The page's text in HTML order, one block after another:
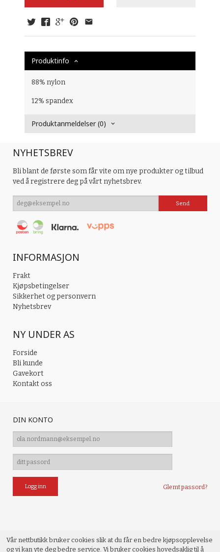
Produktinfo
88% nylon
12% spandex
Produktanmeldelser (0)
NYHETSBREV
Bli blant de første som får vite om nye produkter og tilbud
ved å registrere deg på vårt nyhetsbrev.
INFORMASJON
Frakt
Kjøpsbetingelser
Sikkerhet og personvern
Nyhetsbrev
NY UNDER AS
Forside
Bli kunde
Gavekort
Kontakt oss
DIN KONTO
Glemt passord?
Vår nettbutikk bruker cookies slik at du får en bedre kjøpsopplevelse
og vi kan yte deg bedre service. Vi bruker cookies hovedsaklig til å